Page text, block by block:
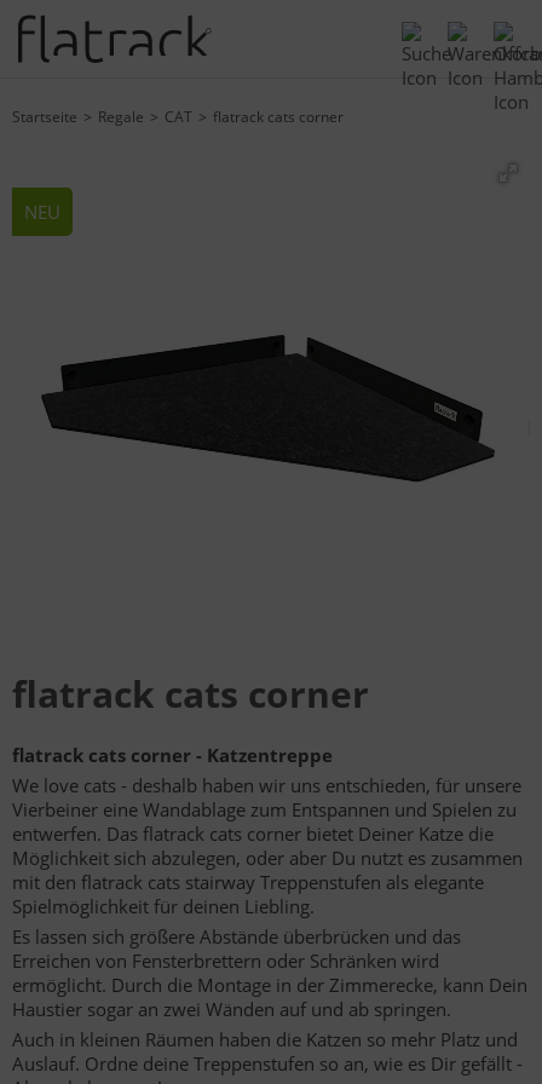
Startseite Regale CAT flatrack cats corner
NEU
flatrack cats corner
flatrack cats corner - Katzentreppe
We love cats - deshalb haben wir uns entschieden, für unsere
Vierbeiner eine Wandablage zum Entspannen und Spielen zu
entwerfen. Das flatrack cats corner bietet Deiner Katze die
Möglichkeit sich abzulegen, oder aber Du nutzt es zusammen
mit den flatrack cats stairway Treppenstufen als elegante
Spielmöglichkeit für deinen Liebling.
Es lassen sich größere Abstände überbrücken und das
Erreichen von Fensterbrettern oder Schränken wird
ermöglicht. Durch die Montage in der Zimmerecke, kann Dein
Haustier sogar an zwei Wänden auf und ab springen.
Auch in kleinen Räumen haben die Katzen so mehr Platz und
Auslauf. Ordne deine Treppenstufen so an, wie es Dir gefällt -